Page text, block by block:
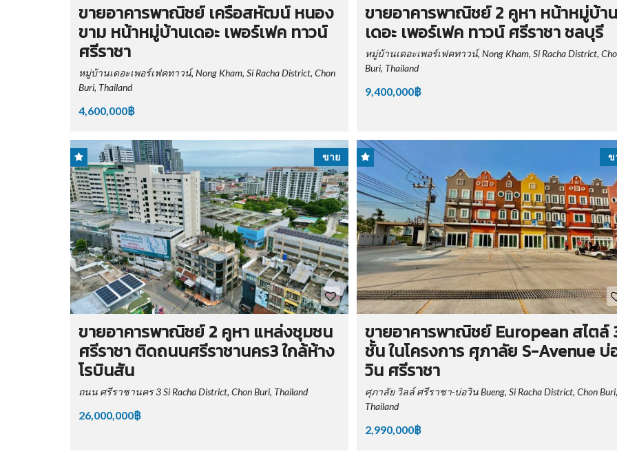
ขายอาคารพาณิชย์ เครือสหัฒน์ หนอง
ขาม หน้าหมู่บ้านเดอะ เพอร์เฟค ทาวน์
ศรีราชา
หมู่บ้านเดอะเพอร์เฟคทาวน์, Nong Kham, Si Racha District, Chon
Buri, Thailand
4,600,000฿
ขายอาคารพาณิชย์ 2 คูหา หน้าหมู่บ้าน
เดอะ เพอร์เฟค ทาวน์ ศรีราชา ชลบุรี
หมู่บ้านเดอะเพอร์เฟคทาวน์, Nong Kham, Si Racha District,
Buri, Thailand
9,400,000฿
ขาย
ขายอาคารพาณิชย์ 2 คูหา แหล่งชุมชน
ศรีราชา ติดถนนศรีราชานคร3 ใกล้ห้าง
โรบินสัน
ถนน ศรีราชานคร 3 Si Racha District, Chon Buri, Thailand
26,000,000฿
ข
ขายอาคารพาณิชย์ European สไตล์
ชั้น ในโครงการ ศุภาลัย S-Avenue บ่
วิน ศรีราชา
ศุภาลัย วิลล์ ศรีราชา-บ่อวิน Bueng, Si Racha District, Chon Buri,
Thailand
2,990,000฿